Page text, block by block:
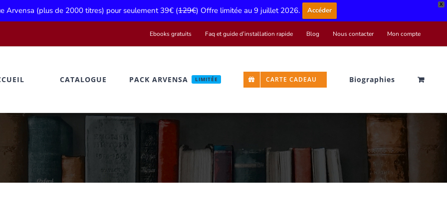
X
Arvensa (plus de 2000 titres) pour seulement 39€ (129€) Offre limitée au 9 juillet 2026. Accéder
Ebooks gratuits Faq et guide d’installation rapide Blog Nous contacter Mon compte
CATALOGUE PACK ARVENSA LIMITÉE CARTE CADEAU Biographies